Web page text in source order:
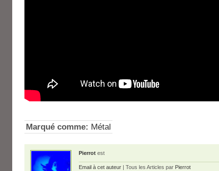
Marqué comme: Métal
Pierrot est
Email à cet auteur | Tous les Articles par Pierrot